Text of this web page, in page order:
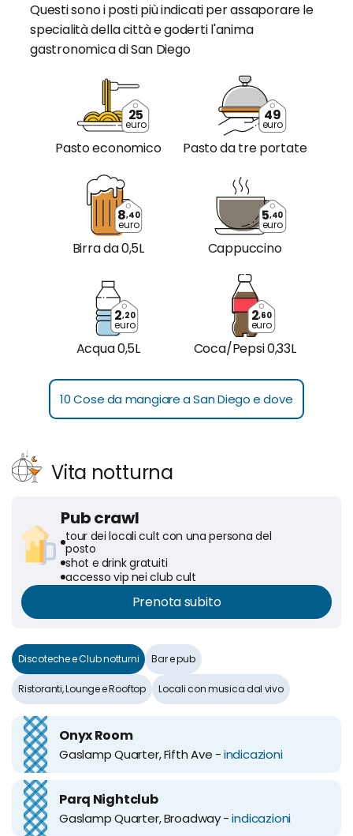
Questi sono i posti più indicati per assaporare le
specialità della città e goderti l'anima
gastronomica di San Diego
Pasto economico
25
euro
Pasto da tre portate
49
euro
Birra da 0,5L
8,40
euro
Cappuccino
5,40
euro
Acqua 0,5L
2,20
euro
Coca/Pepsi 0,33L
2,60
euro
10 Cose da mangiare a San Diego e dove
Vita notturna
Pub crawl
tour dei locali cult con una persona del
posto
shot e drink gratuiti
accesso vip nei club cult
Prenota subito
Discoteche e Club notturni
Onyx Room
Gaslamp Quarter, Fifth Ave -indicazioni
Parq Nightclub
Gaslamp Quarter, Broadway -indicazioni
Bar e pub
Ristoranti, Lounge e Rooftop Locali con musica dal vivo